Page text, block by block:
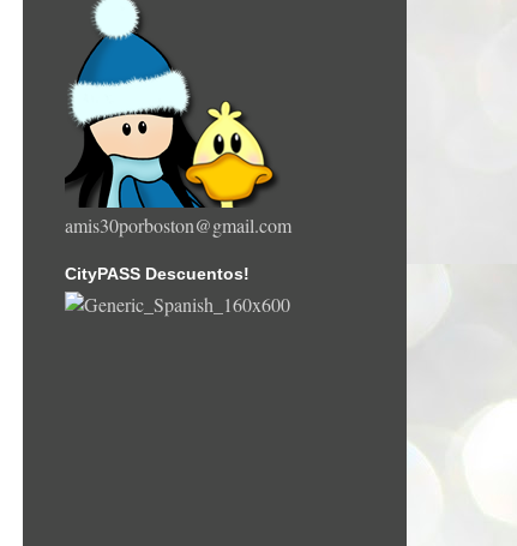
amis30porboston@gmail.com
CityPASS Descuentos!